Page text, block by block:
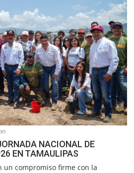
NACIONAL DE
EN TAMAULIPAS
un compromiso firme con la